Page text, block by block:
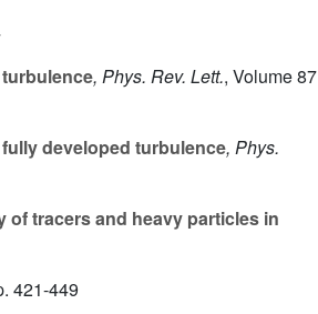
, Phys. Rev. Lett., Volume 87
developed turbulence, Phys.
tracers and heavy particles in
421-449